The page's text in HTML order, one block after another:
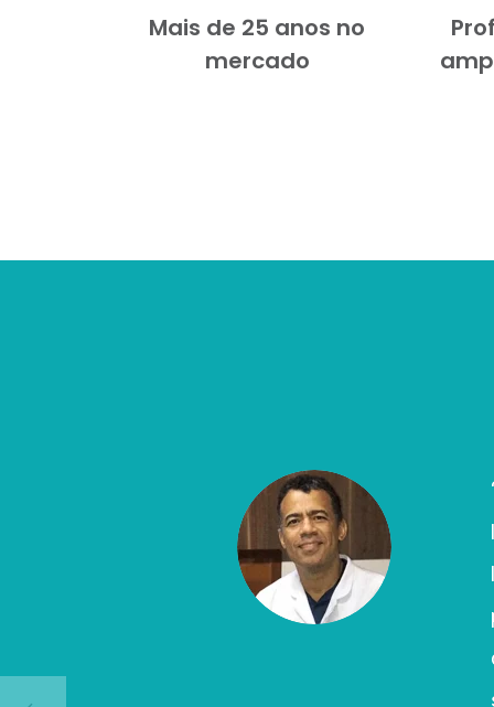
Mais de 25 anos no
mercado
de informação para
toda administração do
e saída de paciente e até mesmo
informações positivas para falar
de suporte técnico foram